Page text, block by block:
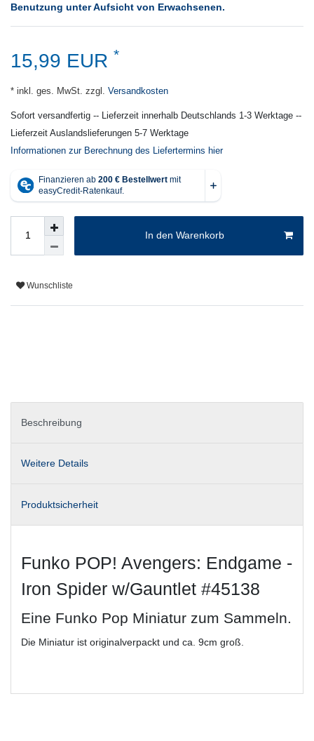
Benutzung unter Aufsicht von Erwachsenen.
15,99 EUR *
* inkl. ges. MwSt. zzgl. Versandkosten
Sofort versandfertig -- Lieferzeit innerhalb Deutschlands 1-3 Werktage --
Lieferzeit Auslandslieferungen 5-7 Werktage
Informationen zur Berechnung des Liefertermins hier
In den Warenkorb
Wunschliste
Beschreibung
Weitere Details
Produktsicherheit
Funko POP! Avengers: Endgame -
Iron Spider w/Gauntlet #45138
Eine Funko Pop Miniatur zum Sammeln.
Die Miniatur ist originalverpackt und ca. 9cm groß.